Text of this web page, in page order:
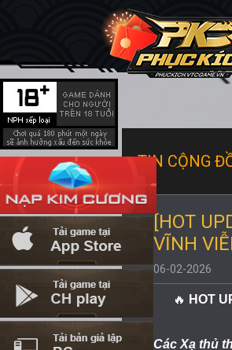
TIN CỘNG
[HOT
VĨNH
06-02-2026
🔥 HOT
Các Xạ thủ